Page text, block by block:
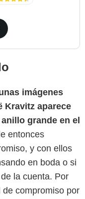
imágenes
Kravitz aparece
grande en el
entonces
y con ellos
en boda o si
la cuenta. Por
compromiso por